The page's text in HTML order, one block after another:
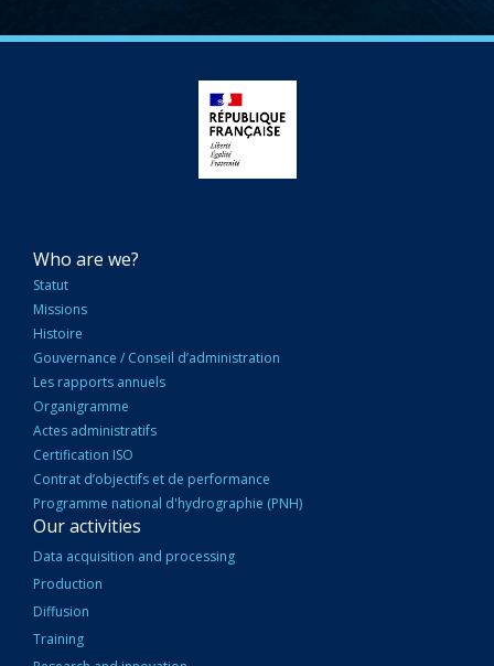
NAVIGATION
PRINCIPALE
Who are we?
Statut
Missions
Histoire
Gouvernance / Conseil d’administration
Les rapports annuels
Organigramme
Actes administratifs
Certification ISO
Contrat d’objectifs et de performance
Programme national d'hydrographie (PNH)
Our activities
Data acquisition and processing
Production
Diffusion
Training